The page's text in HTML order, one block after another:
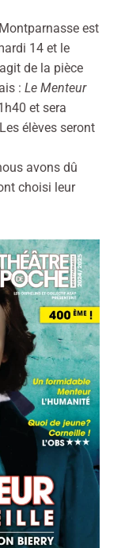
est
14 et le
de la pièce
: Le Menteur
et sera
élèves seront
avons dû
choisi leur